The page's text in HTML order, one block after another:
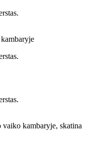
vaiko kambaryje, skatina